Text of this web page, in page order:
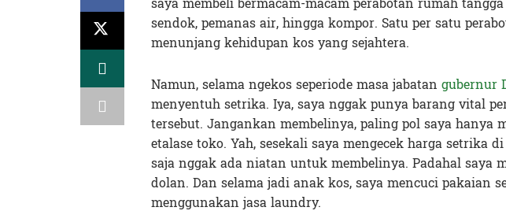
sendok, pemanas air, hingga kompor. Satu per satu
menunjang kehidupan kos yang sejahtera.
Namun, selama ngekos seperiode masa jabatan gubernur
menyentuh setrika. Iya, saya nggak punya barang vital
tersebut. Jangankan membelinya, paling pol saya hanya
etalase toko. Yah, sesekali saya mengecek harga setrika
saja nggak ada niatan untuk membelinya. Padahal saya
dolan. Dan selama jadi anak kos, saya mencuci pakaian
menggunakan jasa laundry.